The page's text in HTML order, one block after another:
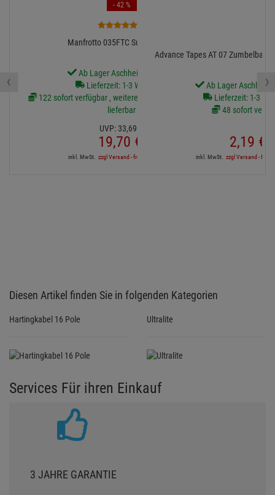
Manfrotto 035FTC Super-Clamp
Ab Lager Aschheim lieferbar
Lieferzeit: 1-3 Werktage
122 sofort verfügbar , weitere Artikel ab Zentrallager
lieferbar
UVP: 33,69
19,70 €
inkl. MwSt. zzgl Versand - frei ab 90,-€ in DE
- 42 %
Advance Tapes AT 07
Ab Lager
Lieferzeit: 1-3
48 sofort
2,19 €
inkl. MwSt. zzgl Versand - frei
‹ ›
Diesen Artikel finden Sie in folgenden Kategorien
Hartingkabel 16 Pole Ultralite
Services Für ihren Einkauf
3 JAHRE GARANTIE